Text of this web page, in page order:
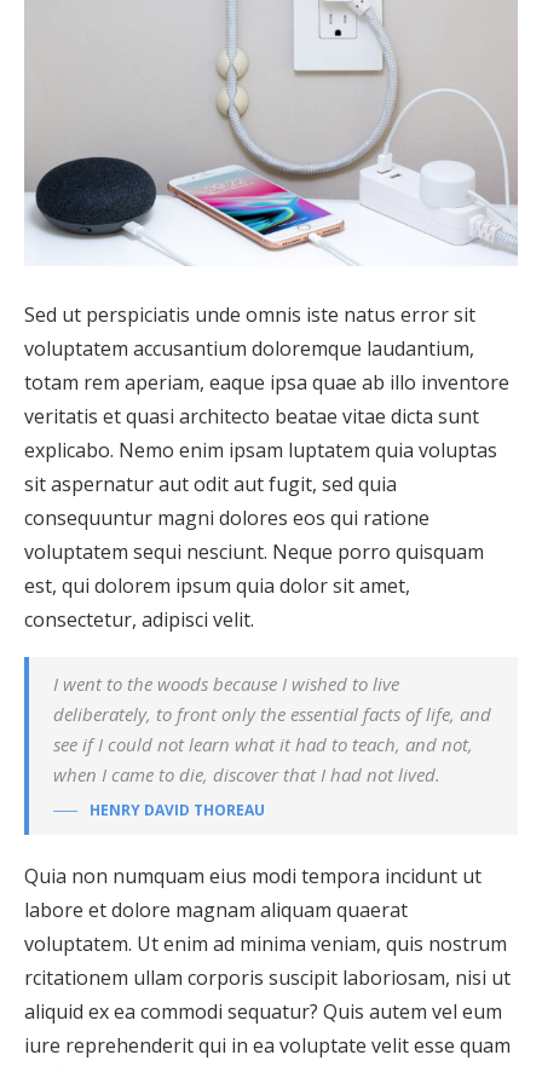
Sed ut perspiciatis unde omnis iste natus error sit
voluptatem accusantium doloremque laudantium,
totam rem aperiam, eaque ipsa quae ab illo inventore
veritatis et quasi architecto beatae vitae dicta sunt
explicabo. Nemo enim ipsam luptatem quia voluptas
sit aspernatur aut odit aut fugit, sed quia
consequuntur magni dolores eos qui ratione
voluptatem sequi nesciunt. Neque porro quisquam
est, qui dolorem ipsum quia dolor sit amet,
consectetur, adipisci velit.
I went to the woods because I wished to live
deliberately, to front only the essential facts of life, and
see if I could not learn what it had to teach, and not,
when I came to die, discover that I had not lived.
HENRY DAVID THOREAU
Quia non numquam eius modi tempora incidunt ut
labore et dolore magnam aliquam quaerat
voluptatem. Ut enim ad minima veniam, quis nostrum
rcitationem ullam corporis suscipit laboriosam, nisi ut
aliquid ex ea commodi sequatur? Quis autem vel eum
iure reprehenderit qui in ea voluptate velit esse quam